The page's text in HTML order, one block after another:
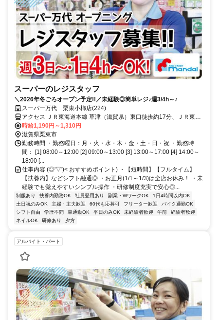
スーパーのレジスタッフ
＼2026年冬ごろオープン予定!!／未経験◎簡単レジ♪週3/4h～♪
スーパー万代 栗東小柿店(224)
アクセス ＪＲ東海道本線 草津（滋賀県）東口徒歩約17分、ＪＲ東海
道本線 栗東東口徒歩約30分、ＪＲ草津線 手原南口徒歩約31分
時給1,190円～1,310円
滋賀県栗東市
勤務時間 ・勤務曜日：月・火・水・木・金・土・日・祝 ・勤務時
間： [1] 08:00～12:00 [2] 09:00～13:00 [3] 13:00～17:00 [4] 14:00～
18:00 [...
仕事内容 (◎'▽')< おすすめポイント) ・【短時間】【フルタイム】
【扶養内】などシフト融通◎ ・お正月(1/1～1/3)は全店お休み！ ・未
経験でも覚えやすいシンプル操作 ・研修制度充実で安心◎...
制服あり 扶養内勤務OK 社員登用あり 副業・WワークOK
1日4時間以内OK
土日祝のみOK
主婦・主夫歓迎 60代も応募可 フリーター歓迎
バイク通勤OK
シフト自由
学歴不問 車通勤OK 平日のみOK 未経験者歓迎 午前
経験者歓迎
ネイルOK
研修あり 夕方
アルバイト・パート